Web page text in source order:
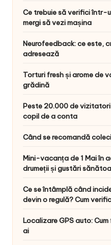
Ce trebuie să verifici într-
mergi să vezi mașina
Neurofeedback: ce este,
adresează
Torturi fresh și arome de
grădină
Peste 20.000 de
copil de a conta
Când se recomandă
Mini-vacanța de 1 Mai în
drumeții și gustări
Ce se întâmplă când
devin o regulă? Cum
Localizare GPS auto:
ai